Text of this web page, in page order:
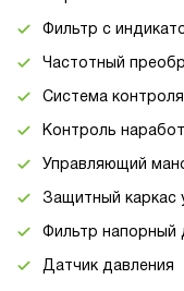
Фильтр с
Частотный
Система
Контроль
Управляющий
Защитный каркас
Фильтр напорный
Датчик давления